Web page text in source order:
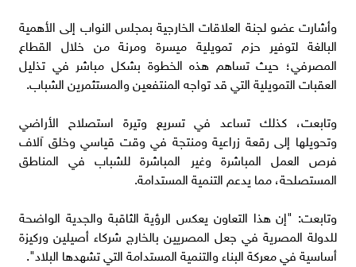
وأشارت عضو لجنة العلاقات الخارجية بمجلس النواب إلى الأهمية
البالغة لتوفير حزم تمويلية ميسرة ومرنة من خلال القطاع
المصرفي؛ حيث تساهم هذه الخطوة بشكل مباشر في تذليل
العقبات التمويلية التي قد تواجه المنتفعين والمستثمرين الشباب.
وتابعت، كذلك تساعد في تسريع وتيرة استصلاح الأراضي
وتحويلها إلى رقعة زراعية ومنتجة في وقت قياسي وخلق آلاف
فرص العمل المباشرة وغير المباشرة للشباب في المناطق
المستصلحة، مما يدعم التنمية المستدامة.
وتابعت: "إن هذا التعاون يعكس الرؤية الثاقبة والجدية الواضحة
للدولة المصرية في جعل المصريين بالخارج شركاء أصيلين وركيزة
أساسية في معركة البناء والتنمية المستدامة التي تشهدها البلاد".